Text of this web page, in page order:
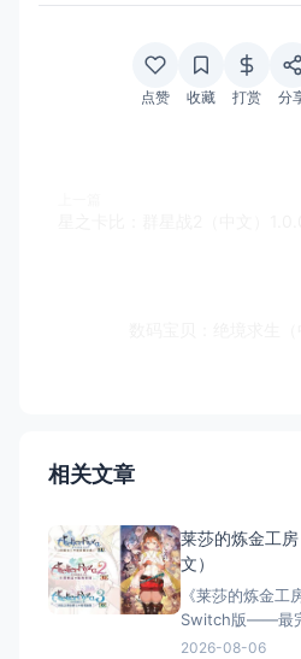
点赞 收藏 打赏 分
相关文章
莱莎的炼金工
文）
《莱莎的炼金工
Switch版——最
女与炼金术的夏
2026-08-06